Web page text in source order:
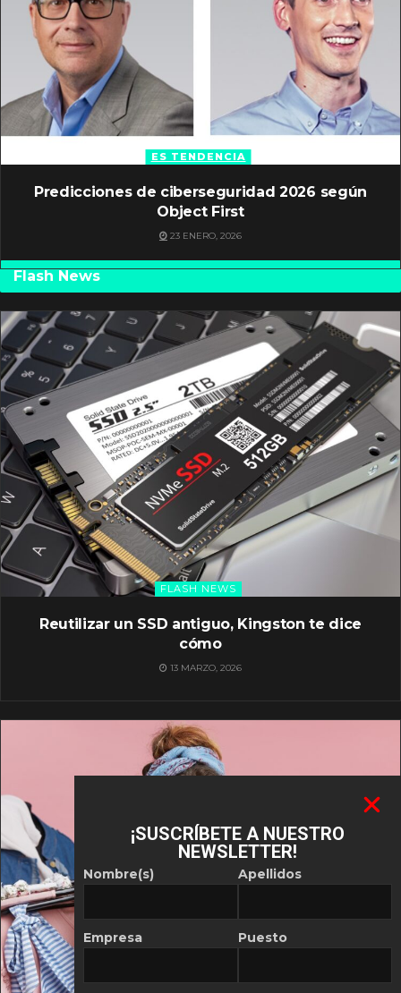
ES TENDENCIA
Predicciones de ciberseguridad 2026 según
Object First
23 ENERO, 2026
Flash News
FLASH NEWS
Reutilizar un SSD antiguo, Kingston te dice
cómo
13 MARZO, 2026
¡SUSCRÍBETE A NUESTRO
NEWSLETTER!
Nombre(s)
Empresa
Apellidos
Puesto